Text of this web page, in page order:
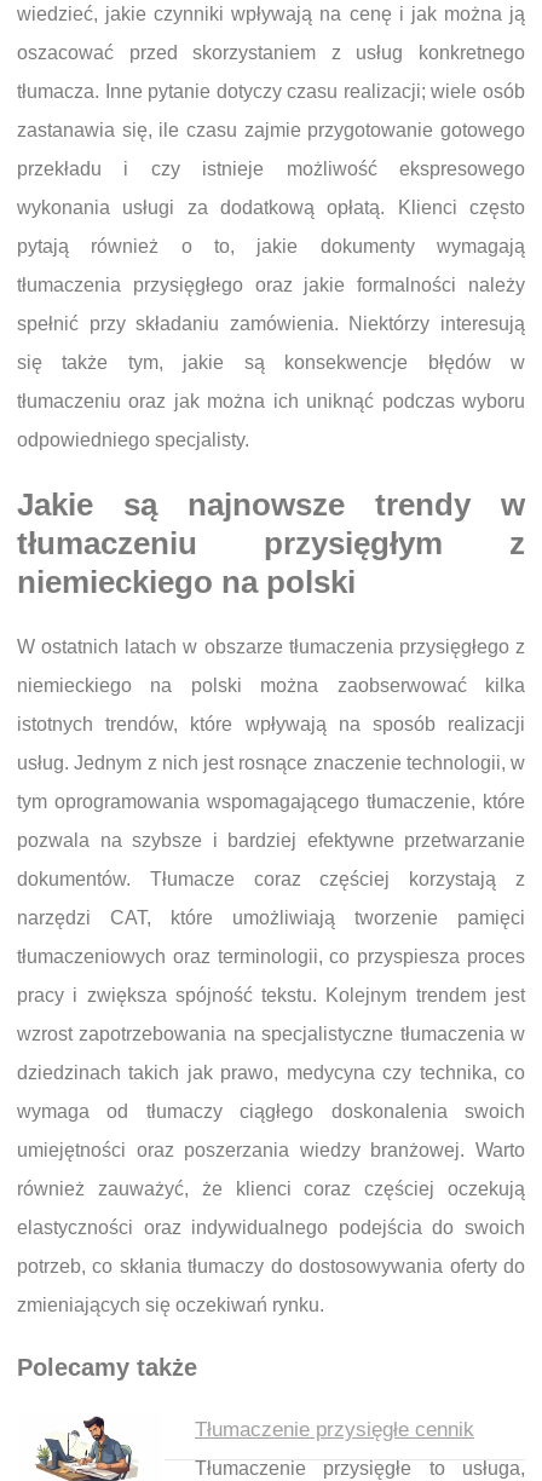
wiedzieć, jakie czynniki wpływają na cenę i jak można ją
oszacować przed skorzystaniem z usług konkretnego
tłumacza. Inne pytanie dotyczy czasu realizacji; wiele osób
zastanawia się, ile czasu zajmie przygotowanie gotowego
przekładu i czy istnieje możliwość ekspresowego
wykonania usługi za dodatkową opłatą. Klienci często
pytają również o to, jakie dokumenty wymagają
tłumaczenia przysięgłego oraz jakie formalności należy
spełnić przy składaniu zamówienia. Niektórzy interesują
się także tym, jakie są konsekwencje błędów w
tłumaczeniu oraz jak można ich uniknąć podczas wyboru
odpowiedniego specjalisty.
Jakie są najnowsze trendy w
tłumaczeniu przysięgłym z
niemieckiego na polski
W ostatnich latach w obszarze tłumaczenia przysięgłego z
niemieckiego na polski można zaobserwować kilka
istotnych trendów, które wpływają na sposób realizacji
usług. Jednym z nich jest rosnące znaczenie technologii, w
tym oprogramowania wspomagającego tłumaczenie, które
pozwala na szybsze i bardziej efektywne przetwarzanie
dokumentów. Tłumacze coraz częściej korzystają z
narzędzi CAT, które umożliwiają tworzenie pamięci
tłumaczeniowych oraz terminologii, co przyspiesza proces
pracy i zwiększa spójność tekstu. Kolejnym trendem jest
wzrost zapotrzebowania na specjalistyczne tłumaczenia w
dziedzinach takich jak prawo, medycyna czy technika, co
wymaga od tłumaczy ciągłego doskonalenia swoich
umiejętności oraz poszerzania wiedzy branżowej. Warto
również zauważyć, że klienci coraz częściej oczekują
elastyczności oraz indywidualnego podejścia do swoich
potrzeb, co skłania tłumaczy do dostosowywania oferty do
zmieniających się oczekiwań rynku.
Polecamy także
Tłumaczenie przysięgłe cennik
Tłumaczenie przysięgłe to usługa,